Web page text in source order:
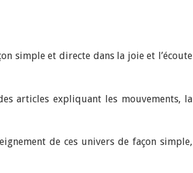
simple et directe dans la joie et l’écoute
articles expliquant les mouvements, la
de ces univers de façon simple,